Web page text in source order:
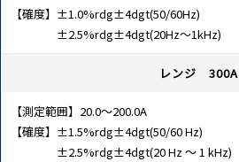
【確度】±1.0%rdg±4dgt(50/60Hz)
±2.5%rdg±4dgt(20Hz～1kHz)
レンジ 300A
【測定範囲】20.0～200.0A
【確度】±1.5%rdg±4dgt(50/60 Hz)
±2.5%rdg±4dgt(20 Hz ～ 1 kHz)